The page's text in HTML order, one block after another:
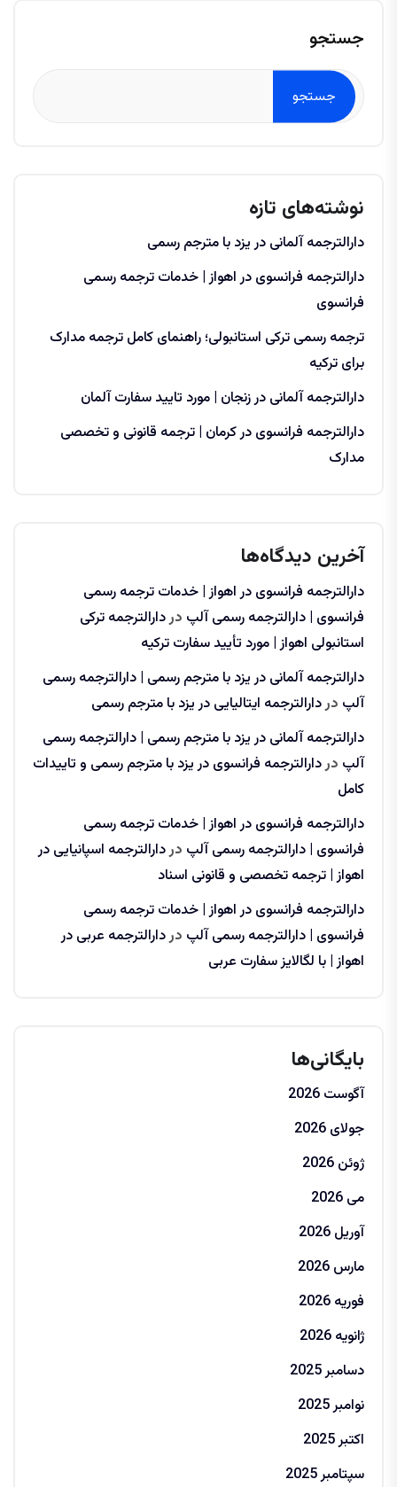
جستجو
جستجو
نوشته‌های تازه
دارالترجمه آلمانی در یزد با مترجم رسمی
دارالترجمه فرانسوی در اهواز | خدمات ترجمه رسمی
فرانسوی
ترجمه رسمی ترکی استانبولی؛ راهنمای کامل ترجمه مدارک
برای ترکیه
دارالترجمه آلمانی در زنجان | مورد تایید سفارت آلمان
دارالترجمه فرانسوی در کرمان | ترجمه قانونی و تخصصی
مدارک
آخرین دیدگاه‌ها
دارالترجمه فرانسوی در اهواز | خدمات ترجمه رسمی
فرانسوی | دارالترجمه رسمی آلپ دردارالترجمه ترکی
استانبولی اهواز | مورد تأیید سفارت ترکیه
دارالترجمه آلمانی در یزد با مترجم رسمی | دارالترجمه رسمی
آلپ دردارالترجمه ایتالیایی در یزد با مترجم رسمی
دارالترجمه آلمانی در یزد با مترجم رسمی | دارالترجمه رسمی
آلپ دردارالترجمه فرانسوی در یزد با مترجم رسمی و تاییدات
کامل
دارالترجمه فرانسوی در اهواز | خدمات ترجمه رسمی
فرانسوی | دارالترجمه رسمی آلپ دردارالترجمه اسپانیایی در
اهواز | ترجمه تخصصی و قانونی اسناد
دارالترجمه فرانسوی در اهواز | خدمات ترجمه رسمی
فرانسوی | دارالترجمه رسمی آلپ دردارالترجمه عربی در
اهواز | با لگالایز سفارت عربی
بایگانی‌ها
آگوست 2026
جولای 2026
ژوئن 2026
می 2026
آوریل 2026
مارس 2026
فوریه 2026
ژانویه 2026
دسامبر 2025
نوامبر 2025
اکتبر 2025
سپتامبر 2025